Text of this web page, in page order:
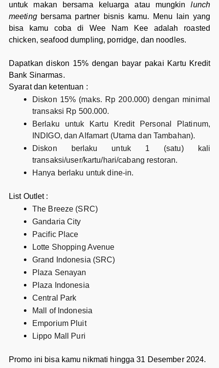
untuk makan bersama keluarga atau mungkinlunch
meetingbersama partner bisnis kamu. Menu lain yang
bisa kamu coba di Wee Nam Kee adalah roasted
chicken, seafood dumpling, porridge, dan noodles.
Dapatkan diskon 15% dengan bayar pakai Kartu Kredit
Bank Sinarmas.
Syarat dan ketentuan :
Diskon 15% (maks. Rp 200.000) dengan minimal
transaksi Rp 500.000.
Berlaku untuk Kartu Kredit Personal Platinum,
INDIGO, dan Alfamart (Utama dan Tambahan).
Diskon berlaku untuk 1 (satu) kali
transaksi/user/kartu/hari/cabang restoran.
Hanya berlaku untuk dine-in.
List Outlet :
The Breeze (SRC)
Gandaria City
Pacific Place
Lotte Shopping Avenue
Grand Indonesia (SRC)
Plaza Senayan
Plaza Indonesia
Central Park
Mall of Indonesia
Emporium Pluit
Lippo Mall Puri
Promo ini bisa kamu nikmati hingga 31 Desember 2024.